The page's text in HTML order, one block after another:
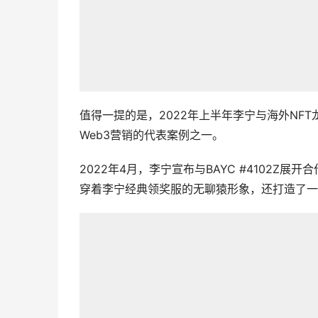
值得一提的是，2022年上半年李宁与海外
Web3营销的代表案例之一。
2022年4月，李宁宣布与BAYC #4102Z展开
穿着李宁经典领奖服的无聊猿形象，还打造了